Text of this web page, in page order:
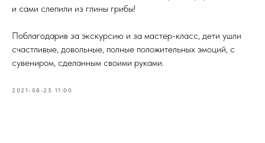
и сами слепили из глины грибы!
Поблагодарив за экскурсию и за мастер-класс, дети ушли
счастливые, довольные, полные положительных эмоций, с
сувениром, сделанным своими руками.
2021-08-25 11:00